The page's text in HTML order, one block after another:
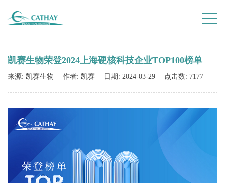
凯赛生物荣登2024上海硬核科技企业TOP100榜单
来源: 凯赛生物 作者: 凯赛 日期: 2024-03-29 点击数: 7177